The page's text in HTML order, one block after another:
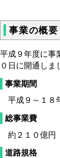
事業の概要
平成９年度に事
０日に開通しま
事業期間
平成９～１８
総事業費
約２１０億円
道路規格